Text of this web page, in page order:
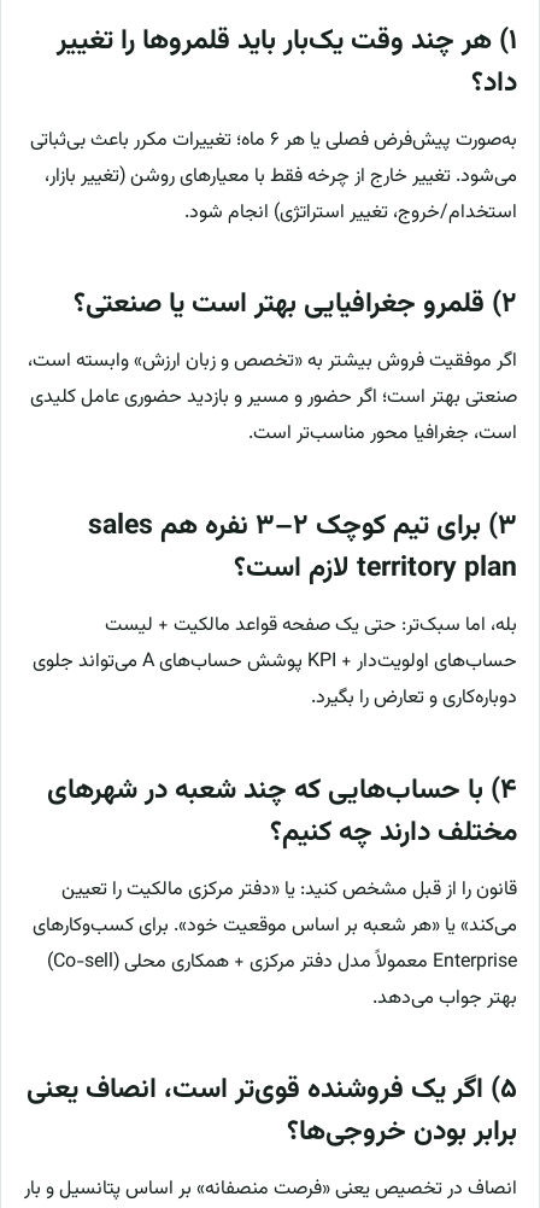
۱) هر چند وقت یک‌بار باید قلمروها را تغییر
داد؟
به‌صورت پیش‌فرض فصلی یا هر ۶ ماه؛ تغییرات مکرر باعث بی‌ثباتی
می‌شود. تغییر خارج از چرخه فقط با معیارهای روشن (تغییر بازار،
استخدام/خروج، تغییر استراتژی) انجام شود.
۲) قلمرو جغرافیایی بهتر است یا صنعتی؟
اگر موفقیت فروش بیشتر به «تخصص و زبان ارزش» وابسته است،
صنعتی بهتر است؛ اگر حضور و مسیر و بازدید حضوری عامل کلیدی
است، جغرافیا محور مناسب‌تر است.
۳) برای تیم کوچک ۲–۳ نفره هم sales
territory plan لازم است؟
بله، اما سبک‌تر: حتی یک صفحه قواعد مالکیت + لیست
حساب‌های اولویت‌دار + KPI پوشش حساب‌های A می‌تواند جلوی
دوباره‌کاری و تعارض را بگیرد.
۴) با حساب‌هایی که چند شعبه در شهرهای
مختلف دارند چه کنیم؟
قانون را از قبل مشخص کنید: یا «دفتر مرکزی مالکیت را تعیین
می‌کند» یا «هر شعبه بر اساس موقعیت خود». برای کسب‌وکارهای
Enterprise معمولاً مدل دفتر مرکزی + همکاری محلی (Co-sell)
بهتر جواب می‌دهد.
۵) اگر یک فروشنده قوی‌تر است، انصاف یعنی
برابر بودن خروجی‌ها؟
انصاف در تخصیص یعنی «فرصت منصفانه» بر اساس پتانسیل و بار